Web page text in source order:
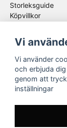
Storleksguide
Köpvillkor
Om oss
Följ oss
Vi
Vi använder
och erbjuda
genom att
inställningar